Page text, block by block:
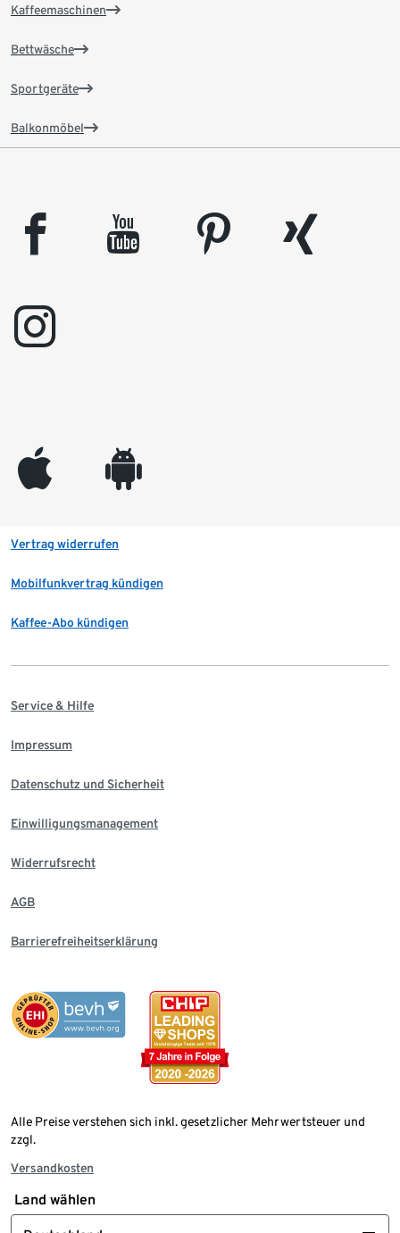
Kaffeemaschinen
Bettwäsche
Sportgeräte
Balkonmöbel
facebook youtube pinterest
xing
instagram
appleinc android
Vertrag widerrufen
Mobilfunkvertrag kündigen
Kaffee-Abo kündigen
Service & Hilfe
Impressum
Datenschutz und Sicherheit
Einwilligungsmanagement
Widerrufsrecht
AGB
Barrierefreiheitserklärung
Alle Preise verstehen sich inkl. gesetzlicher Mehrwertsteuer und
zzgl.
Versandkosten
Land wählen